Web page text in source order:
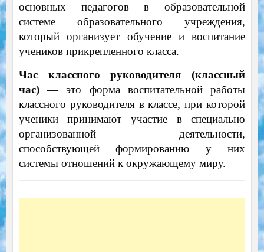
основных педагогов в образовательной
системе образовательного учреждения,
который организует обучение и воспитание
учеников прикрепленного класса.
Час классного руководителя (классный
час)— это форма воспитательной работы
классного руководителя в классе, при которой
ученики принимают участие в специально
организованной деятельности,
способствующей формированию у них
системы отношений к окружающему миру.